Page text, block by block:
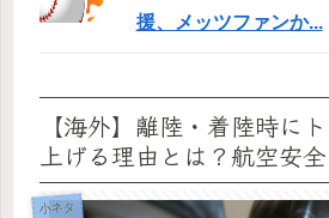
援、メッツファンか...
【海外】離陸・着陸時に
上げる理由とは？航空安
小ネタ